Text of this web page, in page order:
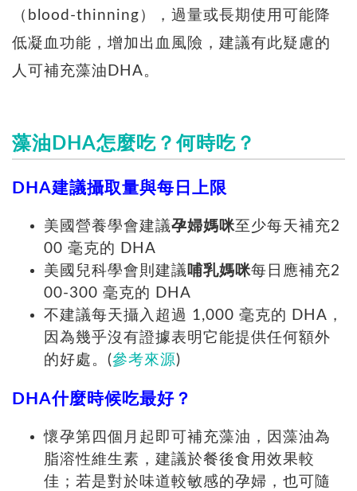
（blood-thinning），過量或長期使用可能降
低凝血功能，增加出血風險，建議有此疑慮的
人可補充藻油DHA。
藻油DHA怎麼吃？何時吃？
DHA建議攝取量與每日上限
美國營養學會建議孕婦媽咪至少每天補充2
00 毫克的 DHA
美國兒科學會則建議 哺乳媽咪每日應補充2
00-300 毫克的 DHA
不建議每天攝入超過 1,000 毫克的 DHA，
因為幾乎沒有證據表明它能提供任何額外
的好處。(參考來源)
DHA什麼時候吃最好？
懷孕第四個月起即可補充藻油，因藻油為
脂溶性維生素，建議於餐後食用效果較
佳；若是對於味道較敏感的孕婦，也可隨